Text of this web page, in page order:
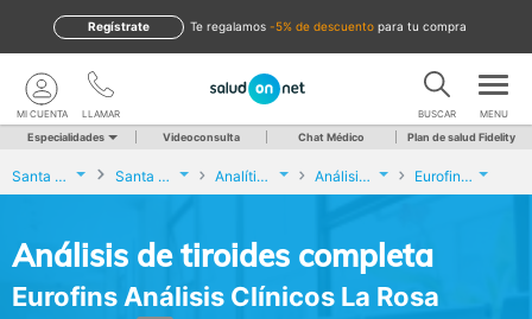
te regalamos -5% de descuento para tu compra
Regístrate
LLAMAR
MI CUENTA BUSCAR MENU
Especialidades Videoconsulta Chat Médico Plan de salud Fidelity
Santa Cruz de Tenerife Santa Cruz de Tenerife Analíticas y Genética Análisis de tiroides completa Eurofins Análisis Clínicos La Rosa
Análisis de tiroides completa
Eurofins Análisis Clínicos La Rosa